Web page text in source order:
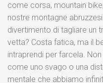
come corsa, mountain
nostre montagne
divertimento di tagliare un
vetta? Costa fatica, ma il
intraprendi per farcela.
come uno svago o una
mentale che abbiamo